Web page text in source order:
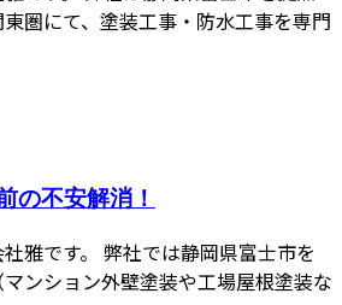
圏にて、塗装工事・防水工事を専門
の不安解消！
雅です。 弊社では静岡県富士市を
ンション外壁塗装や工場屋根塗装な